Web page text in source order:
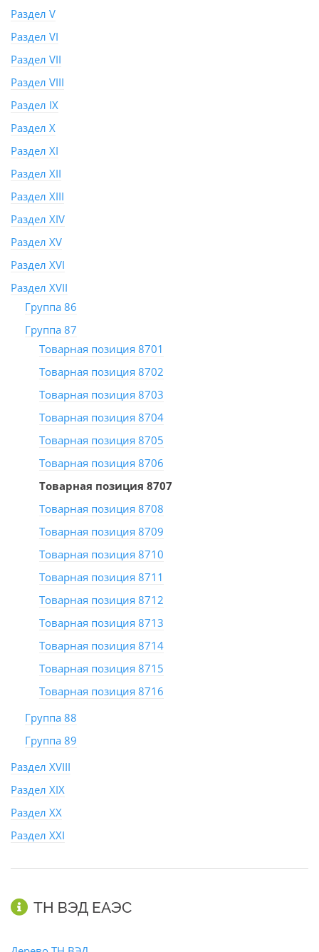
Раздел V
Раздел VI
Раздел VII
Раздел VIII
Раздел IX
Раздел X
Раздел XI
Раздел XII
Раздел XIII
Раздел XIV
Раздел XV
Раздел XVI
Раздел XVII
Группа 86
Группа 87
Товарная позиция 8701
Товарная позиция 8702
Товарная позиция 8703
Товарная позиция 8704
Товарная позиция 8705
Товарная позиция 8706
Товарная позиция 8707
Товарная позиция 8708
Товарная позиция 8709
Товарная позиция 8710
Товарная позиция 8711
Товарная позиция 8712
Товарная позиция 8713
Товарная позиция 8714
Товарная позиция 8715
Товарная позиция 8716
Группа 88
Группа 89
Раздел XVIII
Раздел XIX
Раздел XX
Раздел XXI
ТН ВЭД ЕАЭС